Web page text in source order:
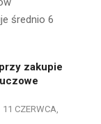
średnio 6
zakupie
11 CZERWCA,